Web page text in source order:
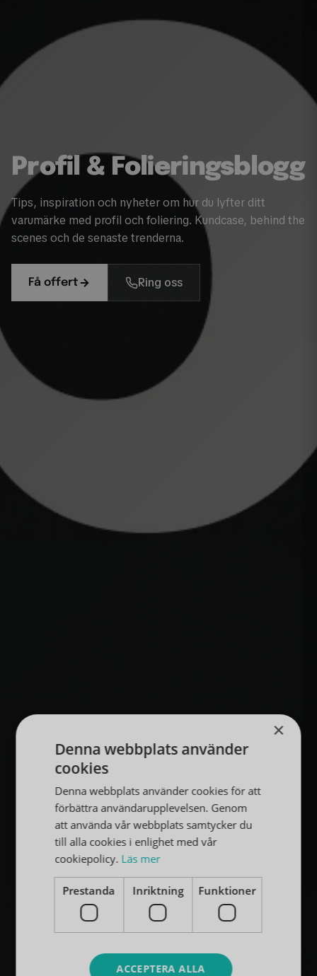
Profil & Folieringsblogg
Tips, inspiration och nyheter om hur du lyfter ditt
varumärke med profil och foliering. Kundcase, behind the
scenes och de senaste trenderna.
Få offert Ring oss
×
Denna webbplats använder
cookies
Denna webbplats använder cookies för att
förbättra användarupplevelsen. Genom
att använda vår webbplats samtycker du
till alla cookies i enlighet med vår
cookiepolicy. Läs mer
Prestanda Inriktning Funktioner
ACCEPTERA ALLA